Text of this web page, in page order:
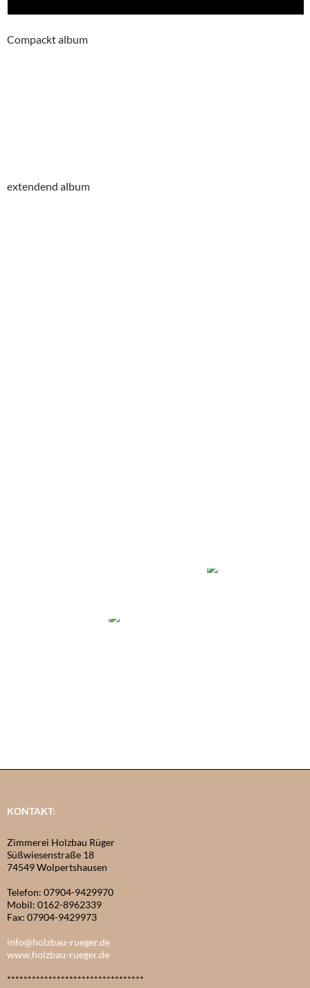
Compackt album
extendend album
KONTAKT:
Zimmerei Holzbau Rüger
Süßwiesenstraße 18
74549 Wolpertshausen
Telefon: 07904-9429970
Mobil: 0162-8962339
Fax: 07904-9429973
info@holzbau-rueger.de
www.holzbau-rueger.de
*********************************